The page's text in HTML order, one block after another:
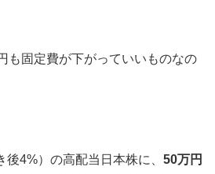
も固定費が下がっていいものなの
4%）の高配当日本株に、 50万円